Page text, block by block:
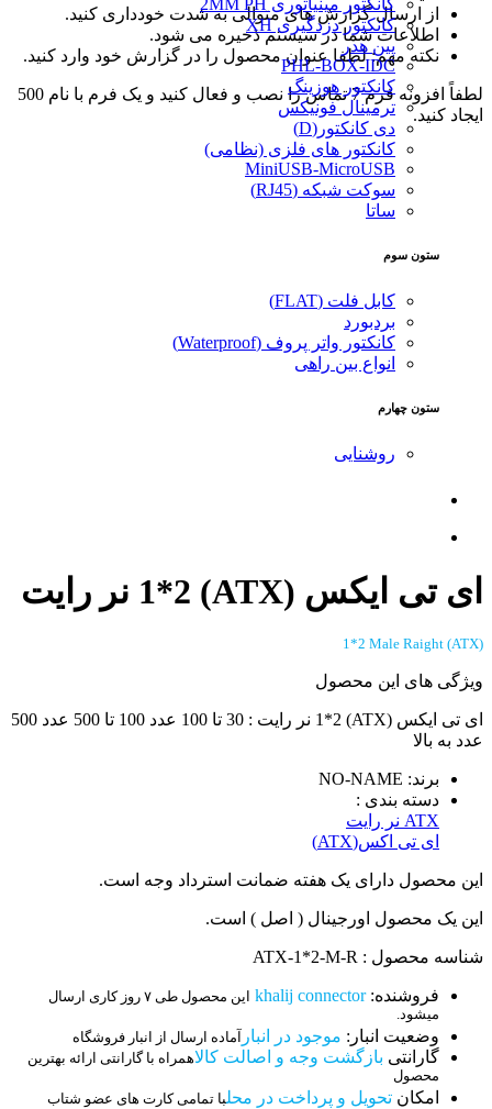
کانکتور دزدگیری XH
پین هدر
PHL-BOX-IDC
کانکتور هوزینگ
ترمینال فونیکس
دی کانکتور(D)
کانکتور های فلزی (نظامی)
MiniUSB-MicroUSB
سوکت شبکه (RJ45)
ساتا
ستون سوم
کابل فلت (FLAT)
بردبورد
کانکتور واتر پروف (Waterproof)
انواع بین راهی
ستون چهارم
روشنایی
از ارسال گزارش های متوالی به شدت خودداری کنید.
اطلاعات شما در سیستم ذخیره می شود.
نکته مهم: لطفا عنوان محصول را در گزارش خود وارد کنید.
لطفاً افزونه فرم 7 تماس را نصب و فعال کنید و یک فرم با نام 500
ایجاد کنید.
ای تی ایکس (ATX) 1*2 نر رایت
(ATX) 1*2 Male Raight
ویژگی های این محصول
ای تی ایکس (ATX) 1*2 نر رایت : 30 تا 100 عدد 100 تا 500 عدد 500
عدد به بالا
برند: NO-NAME
دسته بندی :
ATX نر رایت
ای تی اکس(ATX)
این محصول دارای یک هفته ضمانت استرداد وجه است.
این یک محصول اورجینال ( اصل ) است.
شناسه محصول : ATX-1*2-M-R
فروشنده:khalij connector این محصول طی ۷ روز کاری ارسال
میشود.
وضعیت انبار: موجود در انبار آماده ارسال از انبار فروشگاه
گارانتی بازگشت وجه و اصالت کالاهمراه با گارانتی ارائه بهترین
محصول
امکان تحویل و پرداخت در محلبا تمامی کارت های عضو شتاب